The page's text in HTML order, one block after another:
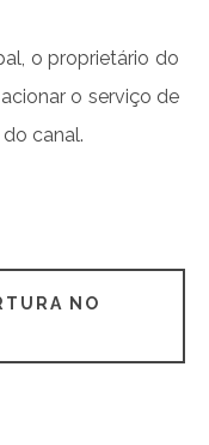
o proprietário do
o serviço de
canal.
NO